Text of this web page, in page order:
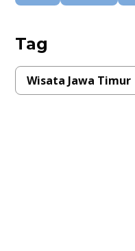
Tag
Wisata Jawa Timur